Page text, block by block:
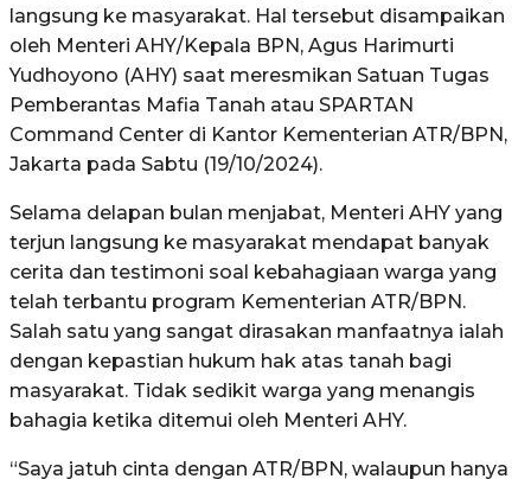
langsung ke masyarakat. Hal tersebut disampaikan
oleh Menteri AHY/Kepala BPN, Agus Harimurti
Yudhoyono (AHY) saat meresmikan Satuan Tugas
Pemberantas Mafia Tanah atau SPARTAN
Command Center di Kantor Kementerian ATR/BPN,
Jakarta pada Sabtu (19/10/2024).
Selama delapan bulan menjabat, Menteri AHY yang
terjun langsung ke masyarakat mendapat banyak
cerita dan testimoni soal kebahagiaan warga yang
telah terbantu program Kementerian ATR/BPN.
Salah satu yang sangat dirasakan manfaatnya ialah
dengan kepastian hukum hak atas tanah bagi
masyarakat. Tidak sedikit warga yang menangis
bahagia ketika ditemui oleh Menteri AHY.
“Saya jatuh cinta dengan ATR/BPN, walaupun hanya